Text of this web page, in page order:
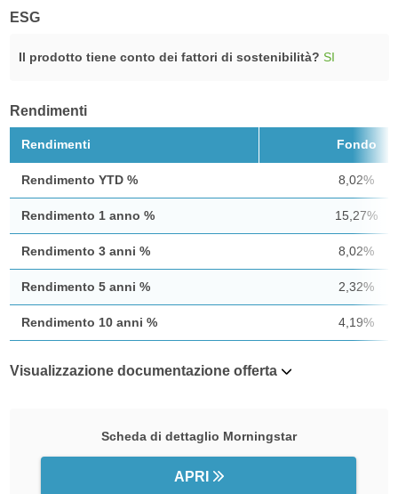
ESG
Il prodotto tiene conto dei fattori di sostenibilità? SI
Rendimenti
Rendimenti Fondo
Rendimento YTD % 8,02%
Rendimento 1 anno % 15,27%
Rendimento 3 anni % 8,02%
Rendimento 5 anni % 2,32%
Rendimento 10 anni % 4,19%
Visualizzazione documentazione offerta
Scheda di dettaglio Morningstar
APRI